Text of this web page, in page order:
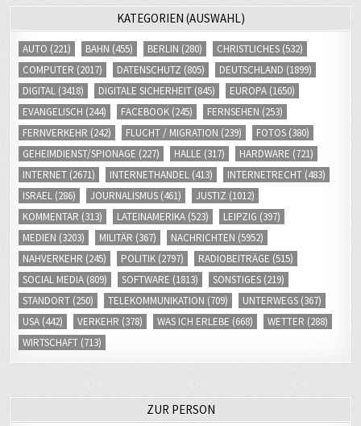
KATEGORIEN (AUSWAHL)
AUTO (221) BAHN (455) BERLIN (280) CHRISTLICHES (532)
COMPUTER (2017) DATENSCHUTZ (805) DEUTSCHLAND (1899)
DIGITAL (3418) DIGITALE SICHERHEIT (845) EUROPA (1650)
EVANGELISCH (244) FACEBOOK (245) FERNSEHEN (253)
FERNVERKEHR (242) FLUCHT / MIGRATION (239) FOTOS (380)
GEHEIMDIENST/SPIONAGE (227) HALLE (317) HARDWARE (721)
INTERNET (2671) INTERNETHANDEL (413) INTERNETRECHT (483)
ISRAEL (286) JOURNALISMUS (461) JUSTIZ (1012)
KOMMENTAR (313) LATEINAMERIKA (523) LEIPZIG (397)
MEDIEN (3203) MILITÄR (367) NACHRICHTEN (5952)
NAHVERKEHR (245) POLITIK (2797) RADIOBEITRÄGE (515)
SOCIAL MEDIA (809) SOFTWARE (1813) SONSTIGES (219)
STANDORT (250) TELEKOMMUNIKATION (709) UNTERWEGS (367)
USA (442) VERKEHR (378) WAS ICH ERLEBE (668) WETTER (288)
WIRTSCHAFT (713)
ZUR PERSON